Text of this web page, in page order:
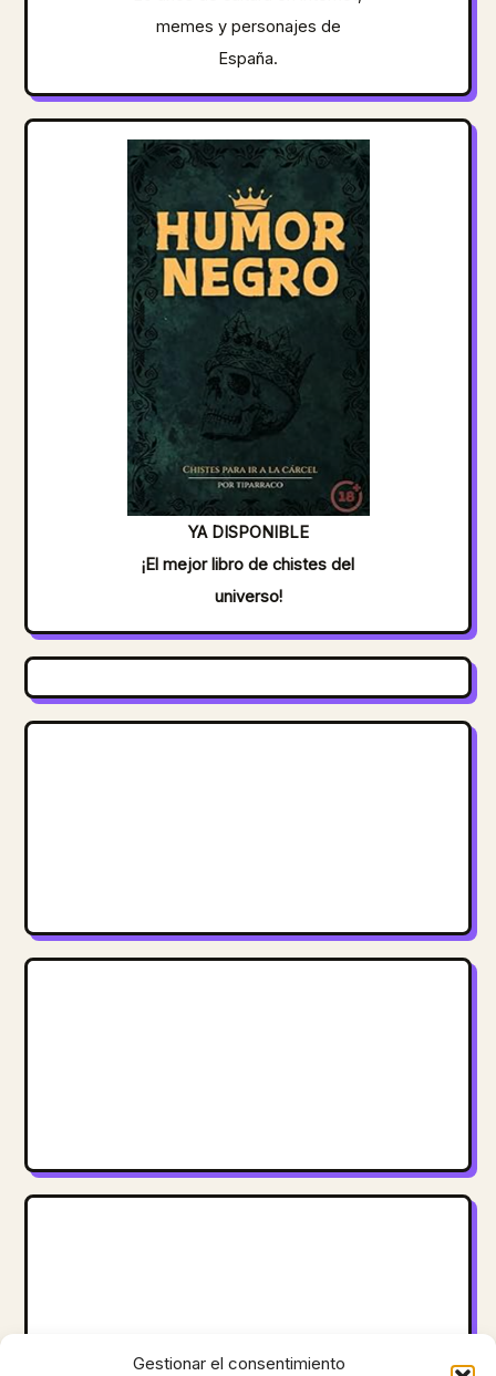
Gestionar el consentimiento
memes y personajes de
España.
YA DISPONIBLE
¡El mejor libro de chistes del
universo!